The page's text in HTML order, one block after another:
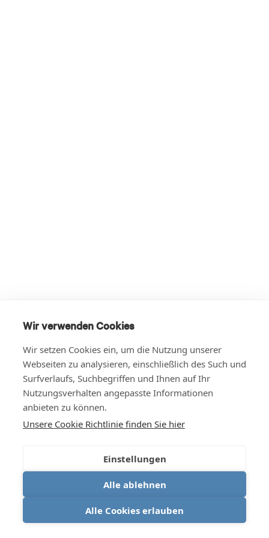
Wir verwenden Cookies
Wir setzen Cookies ein, um die Nutzung unserer
Webseiten zu analysieren, einschließlich des Such und
Surfverlaufs, Suchbegriffen und Ihnen auf Ihr
Nutzungsverhalten angepasste Informationen
anbieten zu können.
Unsere Cookie Richtlinie finden Sie hier
Einstellungen
Alle ablehnen
Alle Cookies erlauben